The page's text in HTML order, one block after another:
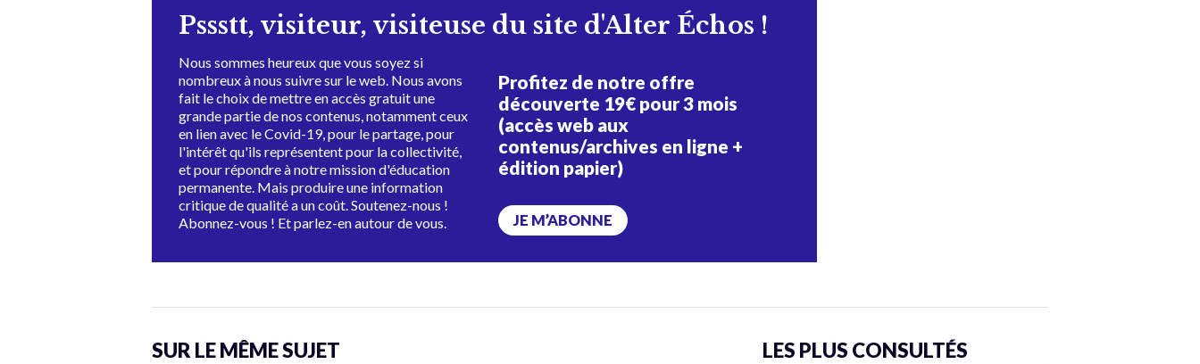
Pssstt, visiteur, visiteuse du site d'Alter Échos !
Nous sommes heureux que vous soyez si
nombreux à nous suivre sur le web. Nous avons
fait le choix de mettre en accès gratuit une
grande partie de nos contenus, notamment ceux
en lien avec le Covid-19, pour le partage, pour
l'intérêt qu'ils représentent pour la collectivité,
et pour répondre à notre mission d'éducation
permanente. Mais produire une information
critique de qualité a un coût. Soutenez-nous !
Abonnez-vous ! Et parlez-en autour de vous.
Profitez de notre offre
découverte 19€ pour 3 mois
(accès web aux
contenus/archives en ligne +
édition papier)
JE M’ABONNE
SUR LE MÊME SUJET LES PLUS CONSULTÉS